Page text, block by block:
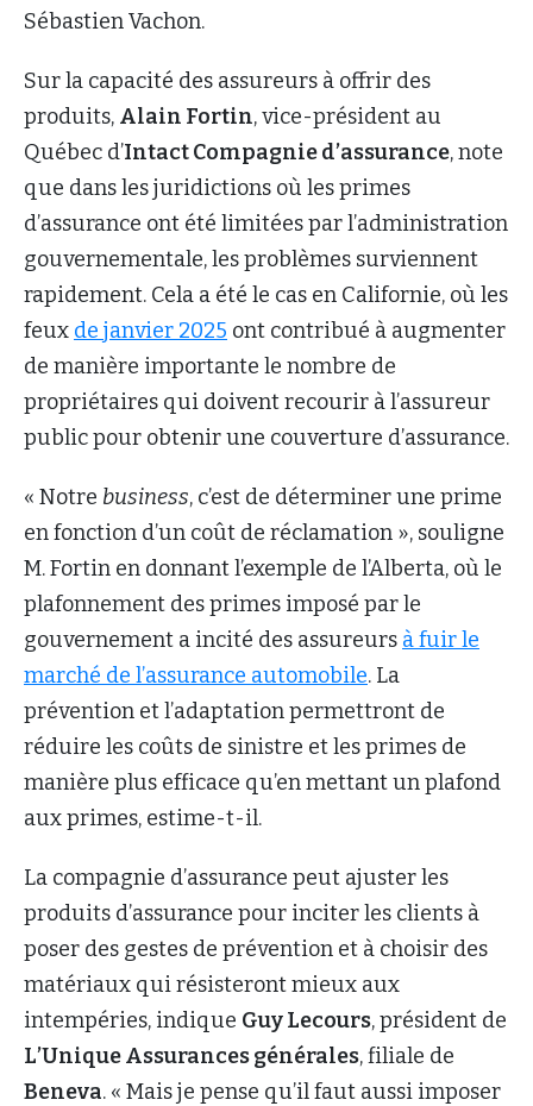
Sébastien Vachon.
Sur la capacité des assureurs à offrir des
produits, Alain Fortin, vice-président au
Québec d’Intact Compagnie d’assurance, note
que dans les juridictions où les primes
d’assurance ont été limitées par l’administration
gouvernementale, les problèmes surviennent
rapidement. Cela a été le cas en Californie, où les
feux de janvier 2025 ont contribué à augmenter
de manière importante le nombre de
propriétaires qui doivent recourir à l’assureur
public pour obtenir une couverture d’assurance.
« Notre business, c’est de déterminer une prime
en fonction d’un coût de réclamation », souligne
M. Fortin en donnant l’exemple de l’Alberta, où le
plafonnement des primes imposé par le
gouvernement a incité des assureurs à fuir le
marché de l’assurance automobile. La
prévention et l’adaptation permettront de
réduire les coûts de sinistre et les primes de
manière plus efficace qu’en mettant un plafond
aux primes, estime-t-il.
La compagnie d’assurance peut ajuster les
produits d’assurance pour inciter les clients à
poser des gestes de prévention et à choisir des
matériaux qui résisteront mieux aux
intempéries, indique Guy Lecours, président de
L’Unique Assurances générales, filiale de
Beneva. « Mais je pense qu’il faut aussi imposer